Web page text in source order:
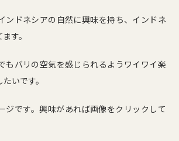
ンドネシアの自然に興味を持ち、インドネ
す。
もバリの空気を感じられるようワイワイ楽
いです。
ジです。興味があれば画像をクリックして